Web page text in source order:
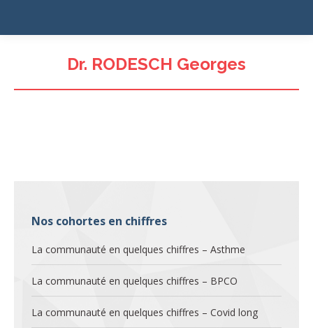
Dr. RODESCH Georges
Nos cohortes en chiffres
La communauté en quelques chiffres – Asthme
La communauté en quelques chiffres – BPCO
La communauté en quelques chiffres – Covid long